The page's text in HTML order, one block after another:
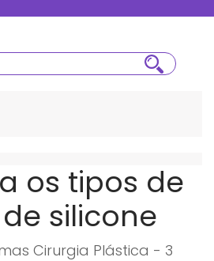
os tipos de
silicone
Cirurgia Plástica - 3